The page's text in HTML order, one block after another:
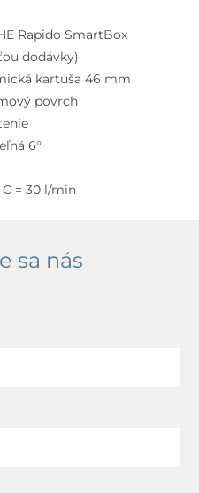
Rapido SmartBox
dodávky)
kartuša 46 mm
povrch
6°
= 30 l/min
sa nás